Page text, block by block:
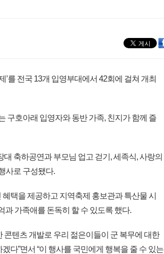
’를 전국 13개 입영부대에서 42회에 걸쳐 개최
구호아래 입영자와 동반 가족, 친지가 함께 즐
축하공연과 부모님 업고 걷기, 세족식, 사랑의
사로 구성됐다.
택을 제공하고 지역축제 홍보관과 특산물 시
과 가족애를 돈독히 할 수 있도록 했다.
콘텐츠 개발로 우리 젊은이들이 군 복무에 대한
다”면서 “이 행사를 국민에게 행복을 줄 수 있는